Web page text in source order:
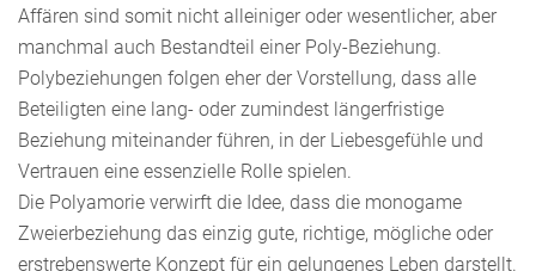
Affären sind somit nicht alleiniger oder wesentlicher, aber
manchmal auch Bestandteil einer Poly-Beziehung.
Polybeziehungen folgen eher der Vorstellung, dass alle
Beteiligten eine lang- oder zumindest längerfristige
Beziehung miteinander führen, in der Liebesgefühle und
Vertrauen eine essenzielle Rolle spielen.
Die Polyamorie verwirft die Idee, dass die monogame
Zweierbeziehung das einzig gute, richtige, mögliche oder
erstrebenswerte Konzept für ein gelungenes Leben darstellt.